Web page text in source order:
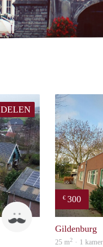
DELEN
barend
€ 300
Gildenburg
25 m2 · 1